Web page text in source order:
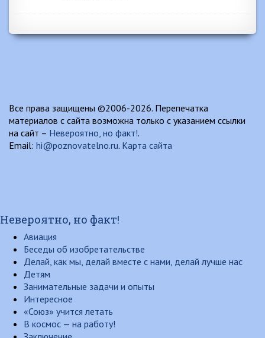
Все права защищены ©2006-2026. Перепечатка
материалов с сайта возможна только с указанием ссылки
на сайт – Невероятно, но факт!.
Email: hi@poznovatelno.ru. Карта сайта
Невероятно, но факт!
Авиация
Беседы об изобретательстве
Делай, как мы, делай вместе с нами, делай лучше нас
Детям
Занимательные задачи и опыты
Интересное
«Союз» учится летать
В космос — на работу!